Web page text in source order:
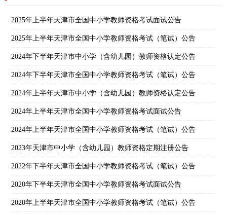
2025年上半年天津市全国中小学教师资格考试面试公告
2025年上半年天津市全国中小学教师资格考试（笔试）公告
2024年下半年天津市中小学（含幼儿园）教师资格认定公告
2024年下半年天津市全国中小学教师资格考试（笔试）公告
2024年上半年天津市中小学（含幼儿园）教师资格认定公告
2024年上半年天津市全国中小学教师资格考试面试公告
2024年上半年天津市全国中小学教师资格考试（笔试）公告
2023年天津市中小学（含幼儿园）教师资格定期注册公告
2022年下半年天津市全国中小学教师资格考试（笔试）公告
2020年下半年天津市全国中小学教师资格考试面试公告
2020年上半年天津市全国中小学教师资格考试（笔试）公告